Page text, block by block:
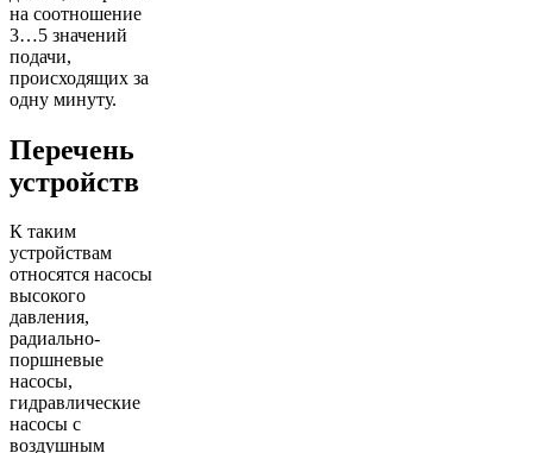
на соотношение
3…5 значений
подачи,
происходящих за
одну минуту.
Перечень
устройств
К таким
устройствам
относятся насосы
высокого
давления,
радиально-
поршневые
насосы,
гидравлические
насосы с
воздушным